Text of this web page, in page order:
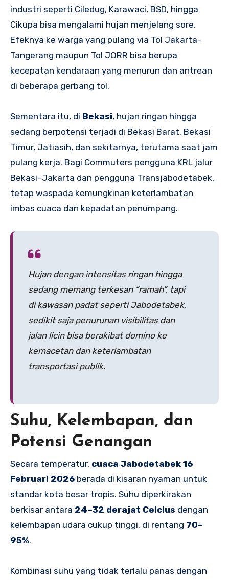
industri seperti Ciledug, Karawaci, BSD, hingga
Cikupa bisa mengalami hujan menjelang sore.
Efeknya ke warga yang pulang via Tol Jakarta–
Tangerang maupun Tol JORR bisa berupa
kecepatan kendaraan yang menurun dan antrean
di beberapa gerbang tol.
Sementara itu, di Bekasi, hujan ringan hingga
sedang berpotensi terjadi di Bekasi Barat, Bekasi
Timur, Jatiasih, dan sekitarnya, terutama saat jam
pulang kerja. Bagi Commuters pengguna KRL jalur
Bekasi–Jakarta dan pengguna Transjabodetabek,
tetap waspada kemungkinan keterlambatan
imbas cuaca dan kepadatan penumpang.
Hujan dengan intensitas ringan hingga
sedang memang terkesan “ramah”, tapi
di kawasan padat seperti Jabodetabek,
sedikit saja penurunan visibilitas dan
jalan licin bisa berakibat domino ke
kemacetan dan keterlambatan
transportasi publik.
Suhu, Kelembapan, dan
Potensi Genangan
Secara temperatur, cuaca Jabodetabek 16
Februari 2026 berada di kisaran nyaman untuk
standar kota besar tropis. Suhu diperkirakan
berkisar antara 24–32 derajat Celcius dengan
kelembapan udara cukup tinggi, di rentang 70–
95%.
Kombinasi suhu yang tidak terlalu panas dengan